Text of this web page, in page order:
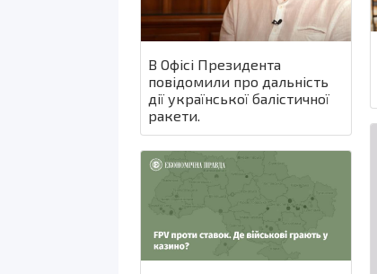
В Офісі Президента
повідомили про дальність
дії української балістичної
ракети.